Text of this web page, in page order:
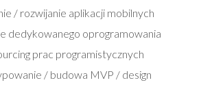
/ rozwijanie aplikacji mobilnych
dedykowanego oprogramowania
prac programistycznych
/ budowa MVP / design